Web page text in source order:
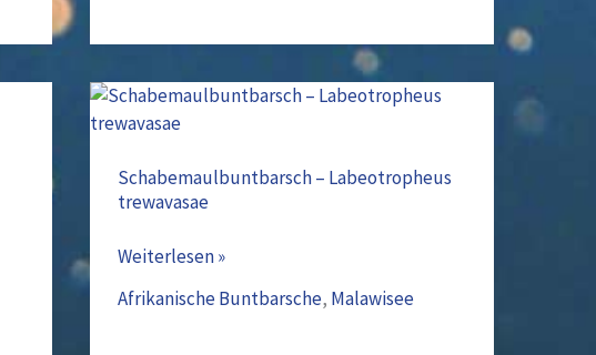
Schabemaulbuntbarsch – Labeotropheus
trewavasae
Schabemaulbuntbarsch
Labeotropheus
trewavasae
Weiterlesen »
Afrikanische Buntbarsche, Malawisee